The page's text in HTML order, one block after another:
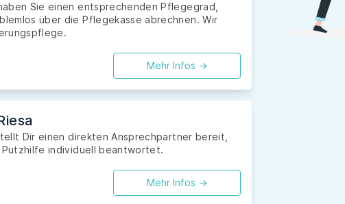
Sie einen entsprechenden Pflegegrad,
über die Pflegekasse abrechnen. Wir
Mehr Infos ->
Dir einen direkten Ansprechpartner bereit,
individuell beantwortet.
Mehr Infos ->